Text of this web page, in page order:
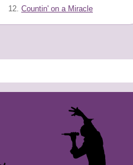
12. Countin' on a Miracle
Speichern